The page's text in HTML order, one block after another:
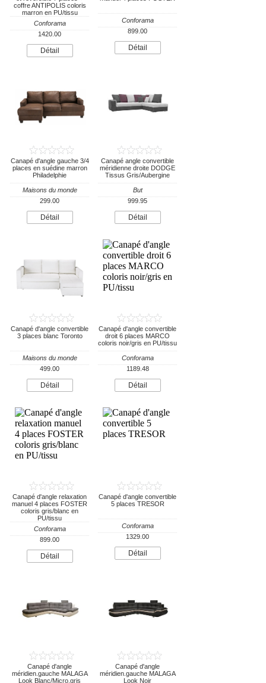
coffre ANTIPOLIS coloris
marron en PU/tissu
Conforama
1420.00
Détail
Conforama
899.00
Détail
Canapé d'angle gauche 3/4
places en suédine marron
Philadelphie
Maisons du monde
299.00
Détail
Canapé angle convertible
méridienne droite DODGE
Tissus Gris/Aubergine
But
999.95
Détail
Canapé d'angle convertible
3 places blanc Toronto
Maisons du monde
499.00
Détail
Canapé d'angle convertible
droit 6 places MARCO
coloris noir/gris en PU/tissu
Conforama
1189.48
Détail
Canapé d'angle relaxation
manuel 4 places FOSTER
coloris gris/blanc en
PU/tissu
Conforama
899.00
Détail
Canapé d'angle convertible
5 places TRESOR
Conforama
1329.00
Détail
Canapé d'angle
méridien.gauche MALAGA
Look Blanc/Micro.gris
Canapé d'angle
méridien.gauche MALAGA
Look Noir